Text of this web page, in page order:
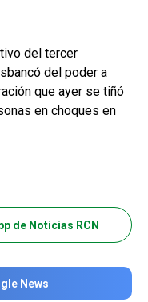
del tercer
del poder a
que ayer se tiñó
en choques en
de Noticias RCN
News